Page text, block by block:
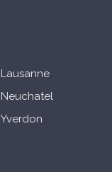
Lausanne
Neuchatel
Yverdon